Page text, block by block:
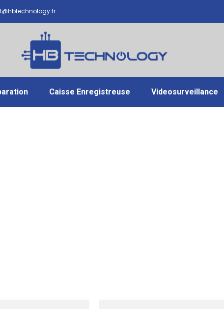
Caisse Enregistreuse Videosurveillance